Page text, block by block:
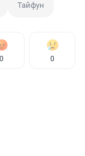
Тайфун
0 0